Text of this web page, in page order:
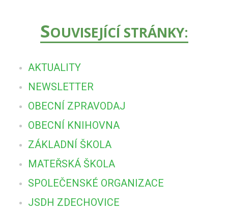
SOUVISEJÍCÍ STRÁNKY:
AKTUALITY
NEWSLETTER
OBECNÍ ZPRAVODAJ
OBECNÍ KNIHOVNA
ZÁKLADNÍ ŠKOLA
MATEŘSKÁ ŠKOLA
SPOLEČENSKÉ ORGANIZACE
JSDH ZDECHOVICE